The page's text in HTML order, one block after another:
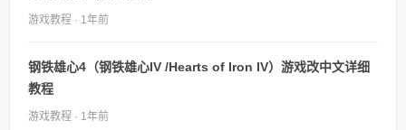
游戏教程 · 1年前
钢铁雄心4（钢铁雄心IV /Hearts of Iron IV）游戏改中文详细
教程
游戏教程 · 1年前